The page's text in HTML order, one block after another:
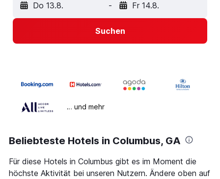
Do 13.8. - Fr 14.8.
Suchen
… und mehr
Beliebteste Hotels in Columbus, GA
Für diese Hotels in Columbus gibt es im Moment die
höchste Aktivität bei unseren Nutzern. Ändere oben auf